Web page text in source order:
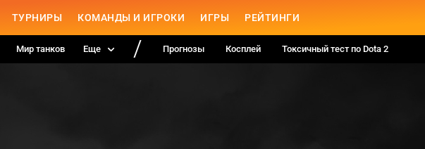
ТУРНИРЫ КОМАНДЫ И ИГРОКИ ИГРЫ РЕЙТИНГИ
Мир танков Еще Прогнозы Косплей Токсичный тест по Dota 2